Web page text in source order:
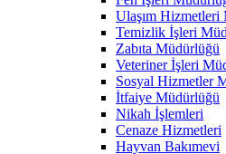
Ulaşım Hizmetleri
Temizlik İşleri
Zabıta Müdürlüğü
Veteriner İşleri
Sosyal Hizmetler
İtfaiye Müdürlüğü
Nikah İşlemleri
Cenaze Hizmetleri
Hayvan Bakımevi